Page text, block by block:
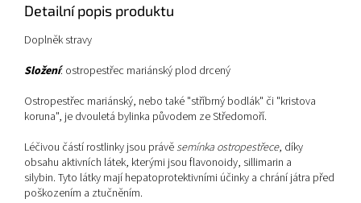
Detailní popis produktu
Doplněk stravy
Složení: ostropestřec mariánský plod drcený
Ostropestřec mariánský, nebo také "stříbrný bodlák" či "kristova
koruna", je dvouletá bylinka původem ze Středomoří.
Léčivou částí rostlinky jsou právěsemínka ostropestřece, díky
obsahu aktivních látek, kterými jsou flavonoidy, sillimarin a
silybin. Tyto látky mají hepatoprotektivními účinky a chrání játra před
poškozením a ztučněním.